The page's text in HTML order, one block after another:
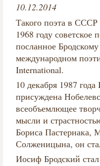
10.12.2014
Такого поэта в
1968 году советское
посланное
международном
International.
10 декабря 1987
присуждена
всеобъемлющее
мысли и
Бориса Пастернака,
Солженицына, он
Иосиф Бродский